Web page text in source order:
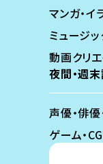
マンガ・イ
ミュージッ
動画クリ
夜間・週
声優・俳優
ゲーム・